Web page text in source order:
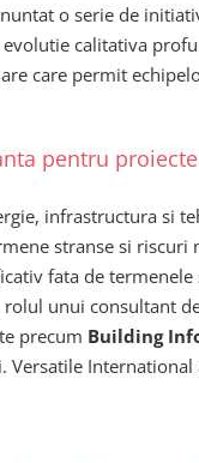
o serie de
calitativa
care permit
pentru
infrastructura si
stranse si
fata de
unui consultant
precum Building
Versatile